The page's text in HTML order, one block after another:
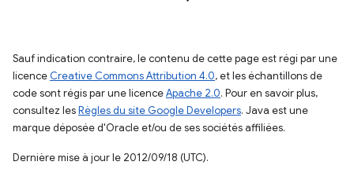
Sauf indication contraire, le contenu de cette page est régi par une
licence Creative Commons Attribution 4.0, et les échantillons de
code sont régis par une licenceApache 2.0. Pour en savoir plus,
consultez lesRègles du site Google Developers. Java est une
marque déposée d'Oracle et/ou de ses sociétés affiliées.
Dernière mise à jour le 2012/09/18 (UTC).